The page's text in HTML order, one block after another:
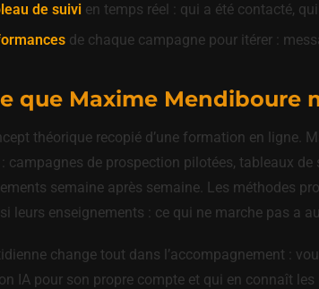
de suivi en temps réel : qui a été contacté,
de chaque campagne pour itérer :
que Maxime Mendiboure
théorique recopié d’une formation en
campagnes de prospection pilotées, tableaux
semaine après semaine. Les méthodes
leurs enseignements : ce qui ne marche pas a
change tout dans l’accompagnement :
IA pour son propre compte et qui en connaît